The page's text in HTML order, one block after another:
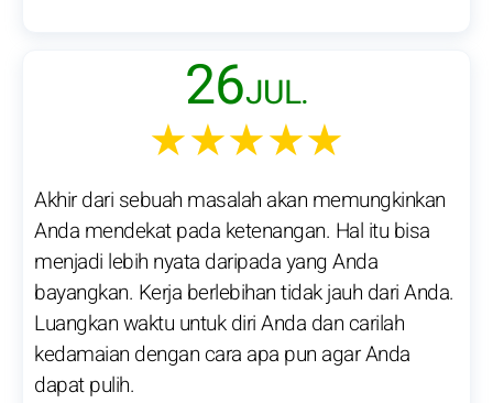
26JUL.
★★★★★
Akhir dari sebuah masalah akan memungkinkan
Anda mendekat pada ketenangan. Hal itu bisa
menjadi lebih nyata daripada yang Anda
bayangkan. Kerja berlebihan tidak jauh dari Anda.
Luangkan waktu untuk diri Anda dan carilah
kedamaian dengan cara apa pun agar Anda
dapat pulih.